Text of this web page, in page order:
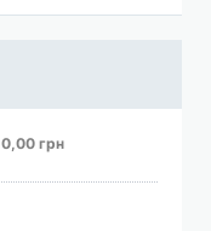
0,00 грн